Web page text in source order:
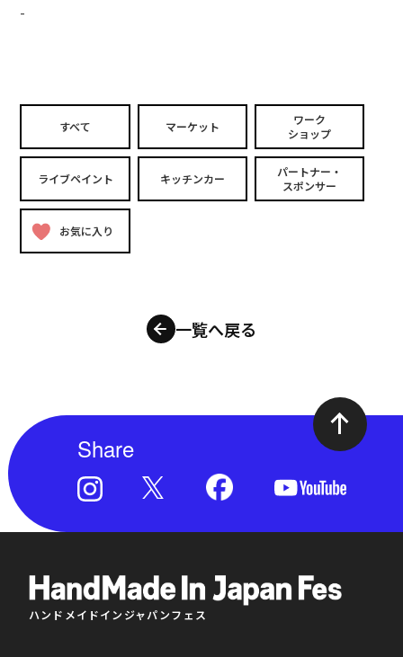
-
すべて マーケット
ワーク
ショップ
ライブペイント キッチンカー
パートナー・
スポンサー
お気に入り
一覧へ戻る
Share
ハンドメイドインジャパンフェス